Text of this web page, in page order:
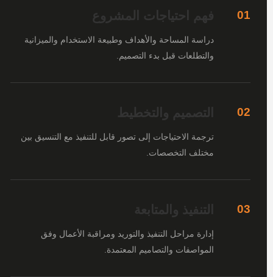
01 فهم احتياجات المشروع
دراسة المساحة والأهداف وطبيعة الاستخدام والميزانية
والتطلعات قبل بدء التصميم.
02 التصميم والتخطيط
ترجمة الاحتياجات إلى تصور قابل للتنفيذ مع التنسيق بين
مختلف التخصصات.
03 التنفيذ والمتابعة
إدارة مراحل التنفيذ والتوريد ومراقبة الأعمال وفق
المواصفات والتصاميم المعتمدة.